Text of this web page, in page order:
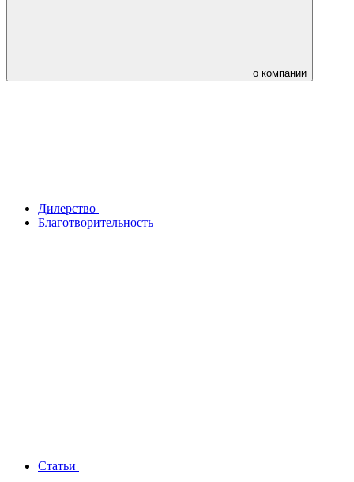
о компании
Дилерство
Благотворительность
Статьи